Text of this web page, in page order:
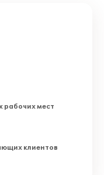
рабочих мест
клиентов